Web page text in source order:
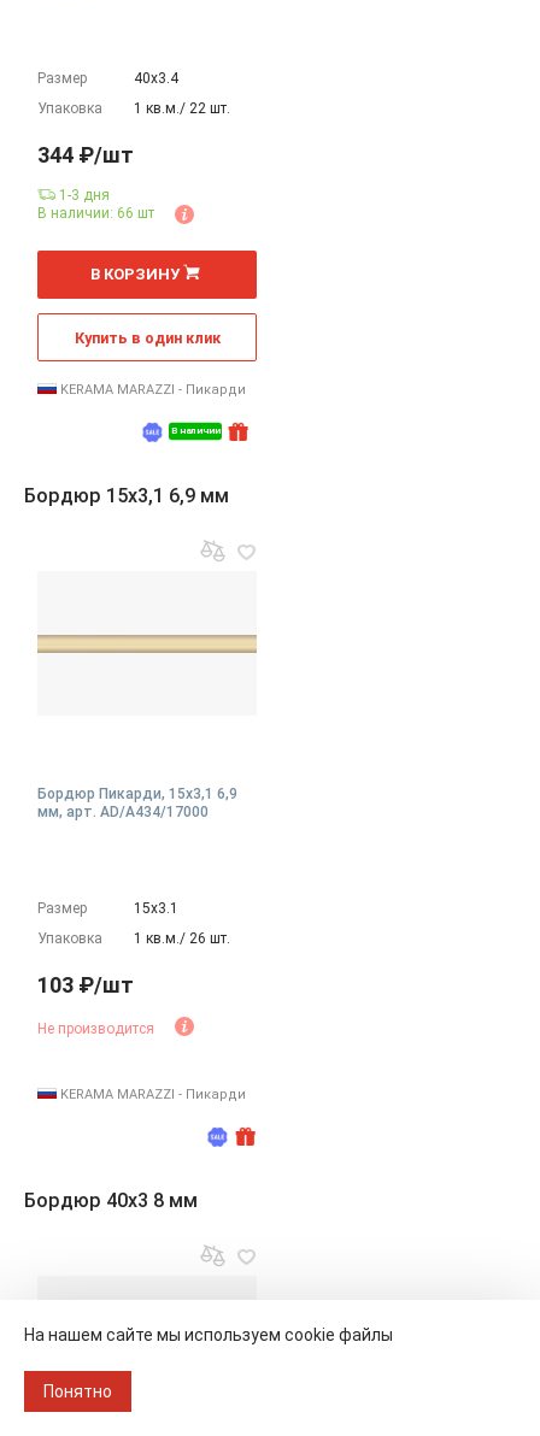
Размер
40х3.4
Упаковка
1 кв.м./ 22 шт.
В наличии
344 ₽/шт
1-3 дня
В наличии: 66 шт
шт
В КОРЗИНУ
Купить в один клик
KERAMA MARAZZI - Пикарди
Бордюр 15x3,1 6,9 мм
Бордюр Пикарди, 15x3,1 6,9
мм, арт. AD/A434/17000
Размер
15х3.1
Упаковка
1 кв.м./ 26 шт.
103 ₽/шт
Не производится
KERAMA MARAZZI - Пикарди
Бордюр 40x3 8 мм
На нашем сайте мы используем cookie файлы
Понятно